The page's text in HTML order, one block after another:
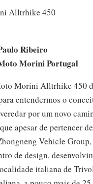
Ribeiro
Morini Portugal
Morini Alltrhike 450
entendermos o
por um novo
apesar de pertencer
Vehicle Group,
de design,
italiana de